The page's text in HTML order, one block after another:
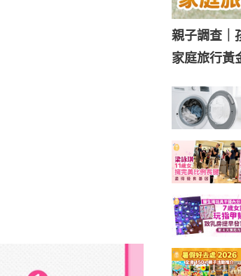
親子調查
家庭旅行黃